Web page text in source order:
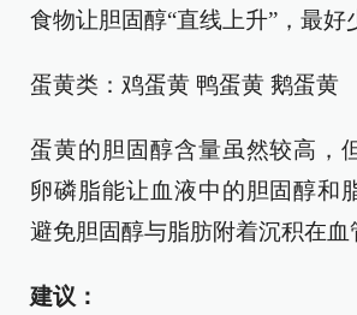
食物让胆固醇“直线上升”，最好
蛋黄类：鸡蛋黄 鸭蛋黄 鹅蛋黄
蛋黄的胆固醇含量虽然较高，
卵磷脂能让血液中的胆固醇和
避免胆固醇与脂肪附着沉积在血
建议：